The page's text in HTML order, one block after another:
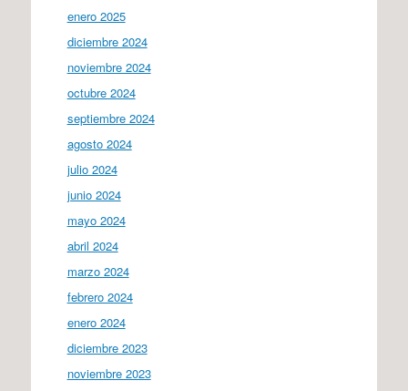
enero 2025
diciembre 2024
noviembre 2024
octubre 2024
septiembre 2024
agosto 2024
julio 2024
junio 2024
mayo 2024
abril 2024
marzo 2024
febrero 2024
enero 2024
diciembre 2023
noviembre 2023